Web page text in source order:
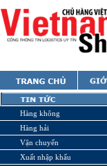
Hàng không
Hàng hải
Vận chuyển
Xuất nhập khẩu